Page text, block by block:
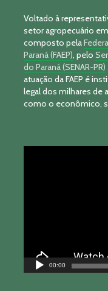
Voltado à
setor agropecuário
composto pela
Paraná (FAEP), pelo
do Paraná (SENAR-PR)
atuação da FAEP é
legal dos milhares de
como o econômico,
00:00